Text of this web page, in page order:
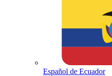
Español de Ecuador